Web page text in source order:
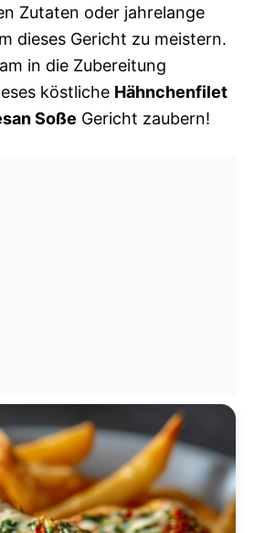
Zutaten oder jahrelange
dieses Gericht zu meistern.
in die Zubereitung
köstliche Hähnchenfilet
Soße Gericht zaubern!